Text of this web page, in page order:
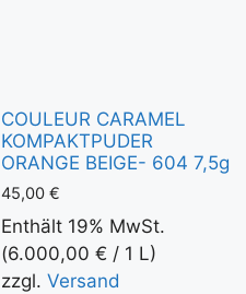
COULEUR CARAMEL
KOMPAKTPUDER
ORANGE BEIGE- 604 7,5g
45,00 €
Enthält 19% MwSt.
(6.000,00 € / 1 L)
zzgl. Versand